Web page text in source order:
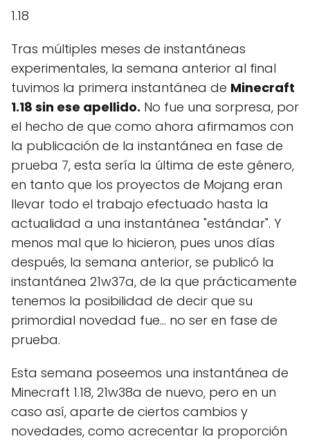
1.18
Tras múltiples meses de instantáneas
experimentales, la semana anterior al final
tuvimos la primera instantánea de Minecraft
1.18 sin ese apellido. No fue una sorpresa, por
el hecho de que como ahora afirmamos con
la publicación de la instantánea en fase de
prueba 7, esta sería la última de este género,
en tanto que los proyectos de Mojang eran
llevar todo el trabajo efectuado hasta la
actualidad a una instantánea "estándar". Y
menos mal que lo hicieron, pues unos días
después, la semana anterior, se publicó la
instantánea 21w37a, de la que prácticamente
tenemos la posibilidad de decir que su
primordial novedad fue... no ser en fase de
prueba.
Esta semana poseemos una instantánea de
Minecraft 1.18, 21w38a de nuevo, pero en un
caso así, aparte de ciertos cambios y
novedades, como acrecentar la proporción